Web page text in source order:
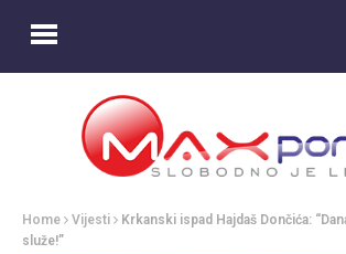
Home Vijesti
Krkanski ispad Hajdaš Dončića:
služe!”